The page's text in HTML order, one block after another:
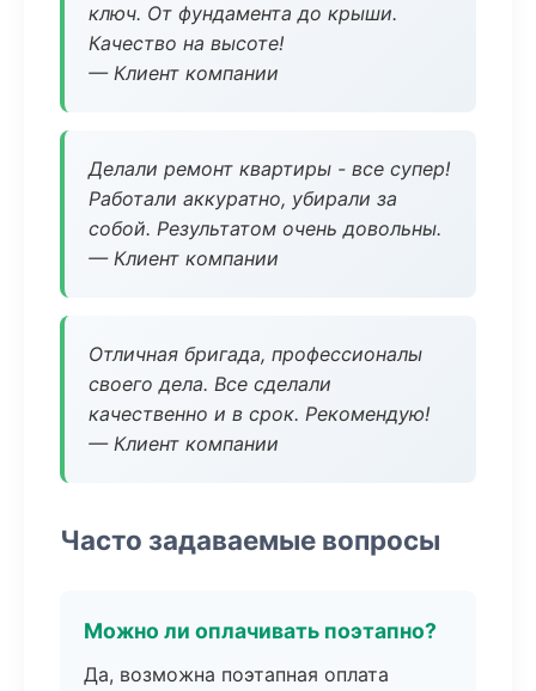
ключ. От фундамента до крыши.
Качество на высоте!
— Клиент компании
Делали ремонт квартиры - все супер!
Работали аккуратно, убирали за
собой. Результатом очень довольны.
— Клиент компании
Отличная бригада, профессионалы
своего дела. Все сделали
качественно и в срок. Рекомендую!
— Клиент компании
Часто задаваемые вопросы
Можно ли оплачивать поэтапно?
Да, возможна поэтапная оплата